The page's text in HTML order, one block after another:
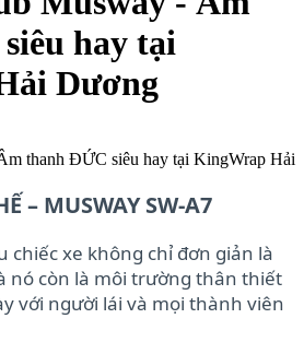
hay tại
Dương
thanh ĐỨC siêu hay tại KingWrap Hải
– MUSWAY SW-A7
chiếc xe không chỉ đơn giản là
nó còn là môi trường thân thiết
với người lái và mọi thành viên